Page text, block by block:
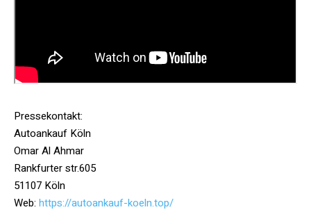
Pressekontakt:
Autoankauf Köln
Omar Al Ahmar
Rankfurter str.605
51107 Köln
Web: https://autoankauf-koeln.top/